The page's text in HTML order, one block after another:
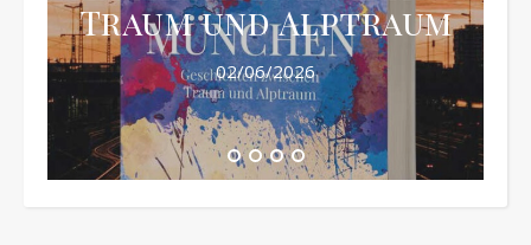
Traum und Alptraum
02/06/2026